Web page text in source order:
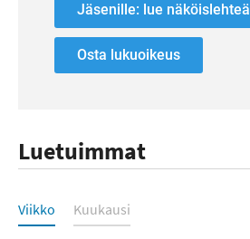
Jäsenille: lue näköislehteä
Osta lukuoikeus
Luetuimmat
Luetuimmat
Viikko Kuukausi